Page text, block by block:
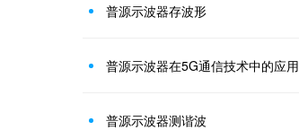
普源示波器存波形
普源示波器在5G通信技术中的应用
普源示波器测谐波